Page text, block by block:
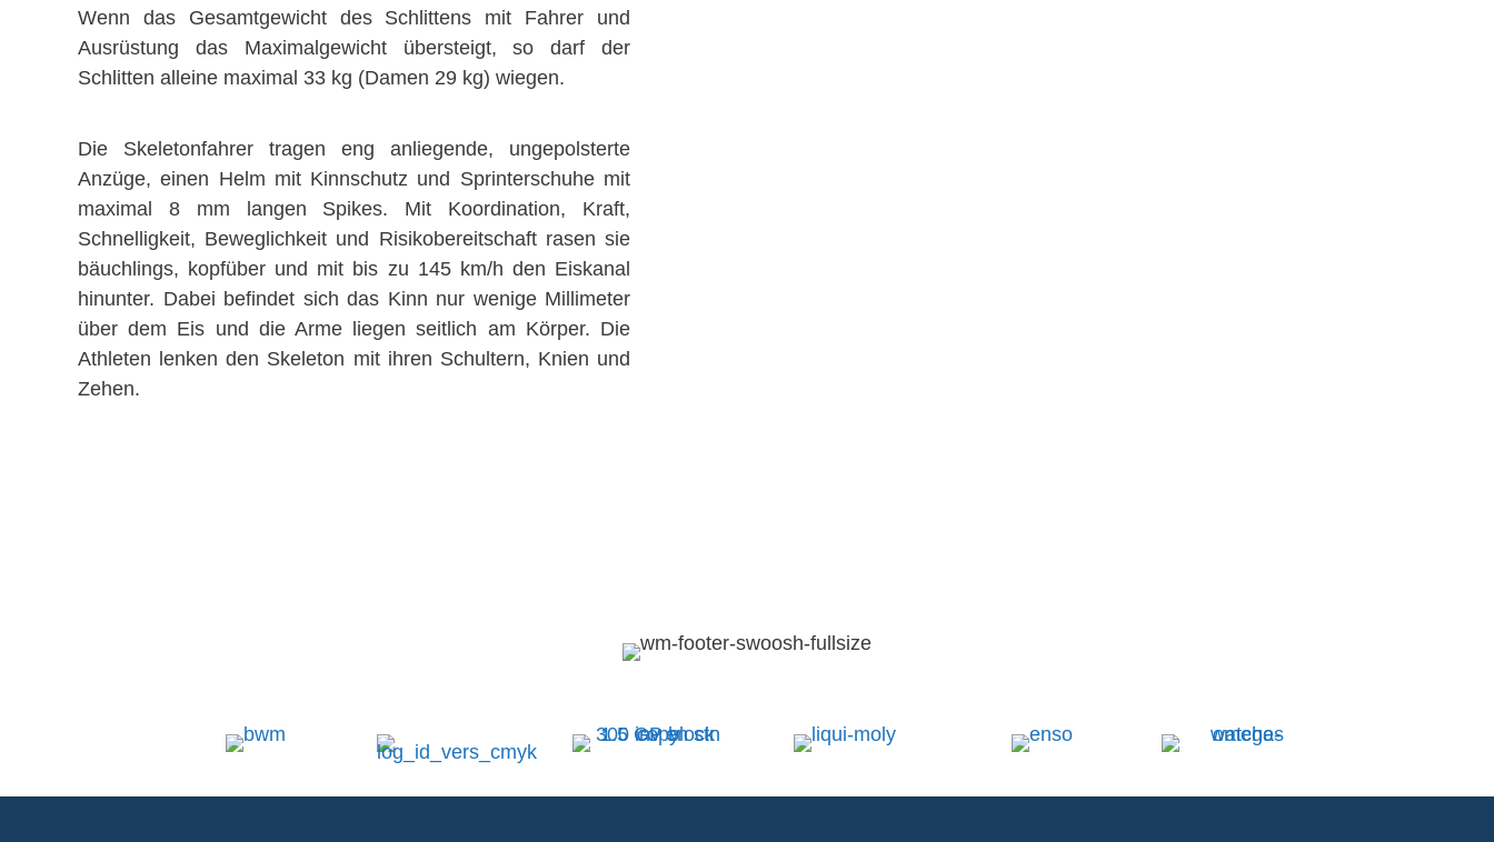
Wenn das Gesamtgewicht des Schlittens mit Fahrer und
Ausrüstung das Maximalgewicht übersteigt, so darf der
Schlitten alleine maximal 33 kg (Damen 29 kg) wiegen.
Die Skeletonfahrer tragen eng anliegende, ungepolsterte
Anzüge, einen Helm mit Kinnschutz und Sprinterschuhe mit
maximal 8 mm langen Spikes. Mit Koordination, Kraft,
Schnelligkeit, Beweglichkeit und Risikobereitschaft rasen sie
bäuchlings, kopfüber und mit bis zu 145 km/h den Eiskanal
hinunter. Dabei befindet sich das Kinn nur wenige Millimeter
über dem Eis und die Arme liegen seitlich am Körper. Die
Athleten lenken den Skeleton mit ihren Schultern, Knien und
Zehen.